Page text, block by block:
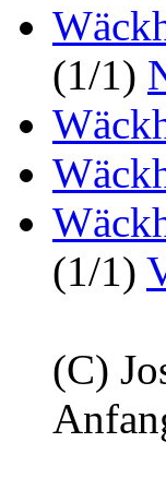
(1/1)
(1/1)
(C)